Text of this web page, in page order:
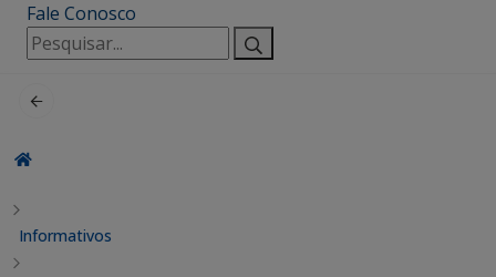
Fale Conosco
Pesquisar
por:
Informativos